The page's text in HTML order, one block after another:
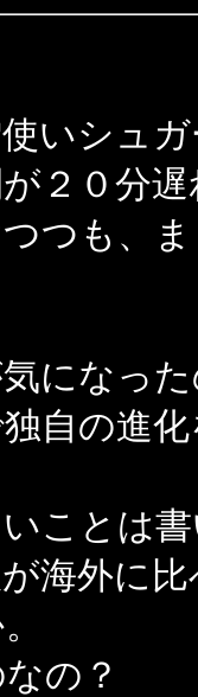
いシュガ
２０分
つも、
になった
自の進
ことは
海外に
の？